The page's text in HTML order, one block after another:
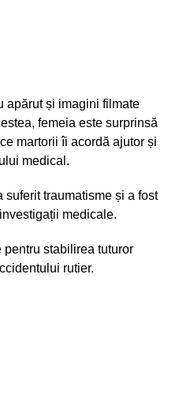
apărut și imagini filmate
femeia este surprinsă
martorii îi acordă ajutor și
medical.
suferit traumatisme și a fost
medicale.
stabilirea tuturor
rutier.